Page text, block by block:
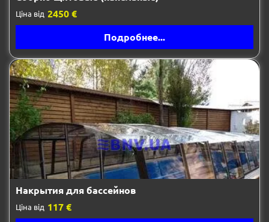
Ціна від 2450 €
Подробнее...
Накрытия для бассейнов
Ціна від 117 €